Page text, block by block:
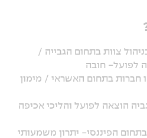
צוות בתחום הגבייה /
לפועל- חובה
חברות בתחום האשראי / מימון
הוצאה לפועל והליכי אכיפה
הפיננסי- יתרון משמעותי